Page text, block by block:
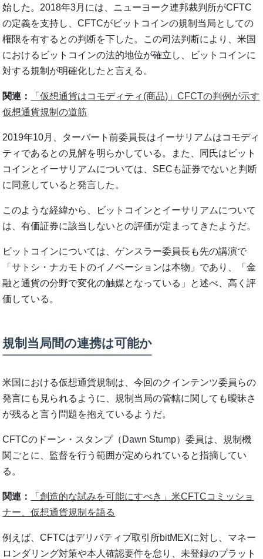
始した。2018年3月には、ニューヨーク連邦裁判所がCFTC
の定義を支持し、CFTCがビットコインの規制当局としての
権限を有するとの判断を下した。この司法判断により、米国
におけるビットコインの法的地位が確立し、ビットコインに
対する規制が明確化したと言える。
関連：
「仮想通貨はコモディティ(商品)」CFCTの判例が示す
仮想通貨規制の道筋
2019年10月、ターバート前委員長はイーサリアムはコモディ
ティであるとの見解を明らかしている。また、同氏はビット
コインとイーサリアムについては、SECも証券でないと判断
に同意していると発言した。
このような経緯から、ビットコインとイーサリアムについて
は、有価証券に該当しないとの評価が定まってきたようだ。
ビットコインについては、ゲンスラー委員長も先の講演で
「サトシ・ナカモトのイノベーションは本物」であり、「金
融と通貨の分野で変化の触媒となっている」と述べ、高く評
価している。
規制当局間の連携は可能か
米国における仮想通貨規制は、今回のクインテンツ委員らの
発言にも見られるように、規制当局の管轄に関しても曖昧さ
が残ると言う問題を抱えているようだ。
CFTCのドーン・スタンプ（Dawn Stump）委員は、規制機
関ごとに、監督を行う範囲が定められていると指摘してい
る。
関連：
「創造的な試みを可能にすべき」米CFTCコミッショ
ナー、仮想通貨規制を語る
例えば、CFTCはデリバティブ取引所bitMEXに対し、マネー
ロンダリング対策や本人確認要件を怠り、未登録のプラット